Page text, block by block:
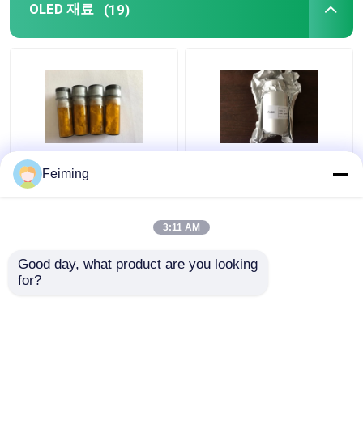
OLED 재료 (19)
CAS 94928-86-6 OLED
재료 Ir(Ppy)3 Tris(2-
ALQ3 OLED 8-하이드록
Feiming
3:11 AM
Good day, what product are you looking
for?